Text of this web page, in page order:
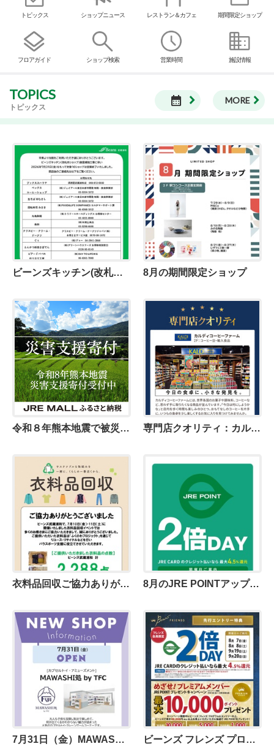
トピックス ショップニュース レストラン＆カフェ 期間限定ショップ
フロアガイド ショップ検索 営業時間 施設情報
TOPICS
トピックス calendar_month MORE
ビーンズキッチン(改札内ショップ)営業終了のお知らせ 8月の期間限定ショップ
令和８年熊本地震で被災された皆さまに、心よりお見舞い申し上げます 専門店クオリティ：カルディコーヒーファーム
衣料品回収ご協力ありがとうございました。 8月のJRE POINTアップデー！
7月31日（金）MAWASHI処 by TFC オープン！ ビーンズ フレンズ プログラム 先行エントリー特典のご案内